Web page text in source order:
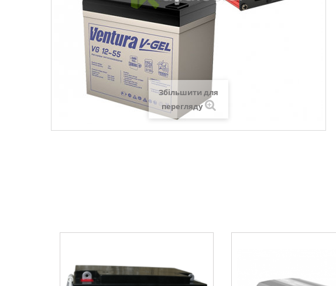
Збільшити для
перегляду